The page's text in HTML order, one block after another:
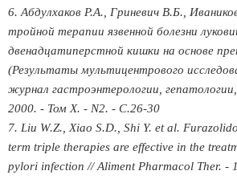
6. Абдулхаков P.A., Гриневич В.Б.,
тройной терапии язвенной болезни
двенадцатиперстной кишки на основе
(Результаты мультицентрового
журнал гастроэнтерологии,
2000. - Том X. - N2. - С.26-30
7. Liu W.Z., Xiao S.D., Shi Y. et al.
term triple therapies are effective in the
pylori infection // Aliment Pharmacol Ther. -